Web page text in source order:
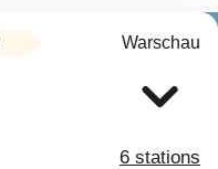
Warschau
6 stations